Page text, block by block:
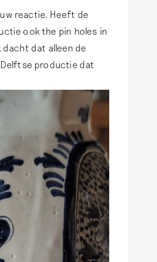
reactie. Heeft de
ook the pin holes in
dacht dat alleen de
productie dat